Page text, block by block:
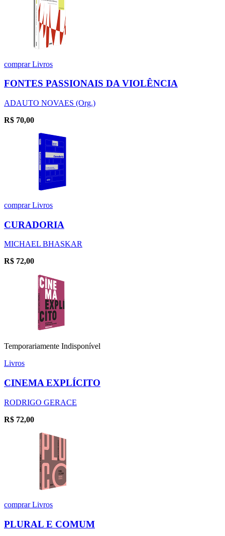
comprarLivros
FONTES PASSIONAIS DA VIOLÊNCIA
ADAUTO NOVAES (Org.)
R$ 70,00
comprarLivros
CURADORIA
MICHAEL BHASKAR
R$ 72,00
Temporariamente Indisponível
Livros
CINEMA EXPLÍCITO
RODRIGO GERACE
R$ 72,00
comprarLivros
PLURAL E COMUM